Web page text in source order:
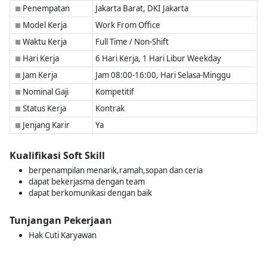
■ Penempatan Jakarta Barat, DKI Jakarta
■ Model Kerja Work From Office
■ Waktu Kerja Full Time / Non-Shift
■ Hari Kerja 6 Hari Kerja, 1 Hari Libur Weekday
■ Jam Kerja Jam 08:00-16:00, Hari Selasa-Minggu
■ Nominal Gaji Kompetitif
■ Status Kerja Kontrak
■ Jenjang Karir Ya
Kualifikasi Soft Skill
berpenampilan menarik,ramah,sopan dan ceria
dapat bekerjasma dengan team
dapat berkomunikasi dengan baik
Tunjangan Pekerjaan
Hak Cuti Karyawan